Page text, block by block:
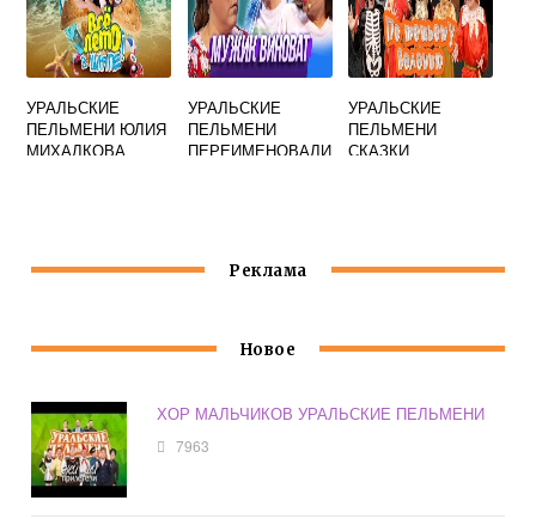
УРАЛЬСКИЕ
ПЕЛЬМЕНИ ЮЛИЯ
МИХАЛКОВА
УРАЛЬСКИЕ
ПЕЛЬМЕНИ
ПЕРЕИМЕНОВАЛИ
УРАЛЬСКИЕ
ПЕЛЬМЕНИ
СКАЗКИ
Реклама
Новое
ХОР МАЛЬЧИКОВ УРАЛЬСКИЕ ПЕЛЬМЕНИ
7963